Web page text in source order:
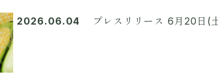
2026.06.04 プレスリリース 6月20日(